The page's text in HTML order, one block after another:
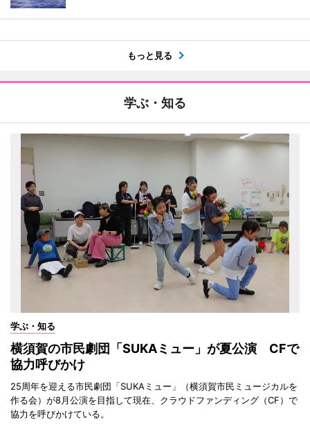
もっと見る
学ぶ・知る
学ぶ・知る
横須賀の市民劇団「SUKAミュー」が夏公演 CFで
協力呼びかけ
25周年を迎える市民劇団「SUKAミュー」（横須賀市民ミュージカルを
作る会）が8月公演を目指して現在、クラウドファンディング（CF）で
協力を呼びかけている。